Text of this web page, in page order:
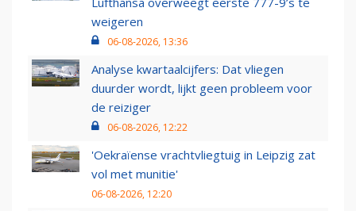
weigeren
06-08-2026, 13:36
Analyse kwartaalcijfers: Dat vliegen
duurder wordt, lijkt geen probleem voor
de reiziger
06-08-2026, 12:22
'Oekraïense vrachtvliegtuig in Leipzig zat
vol met munitie'
06-08-2026, 12:20